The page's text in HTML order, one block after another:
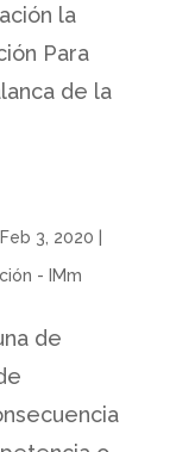
la
Para
de la
Feb 3, 2020
- IMm
de